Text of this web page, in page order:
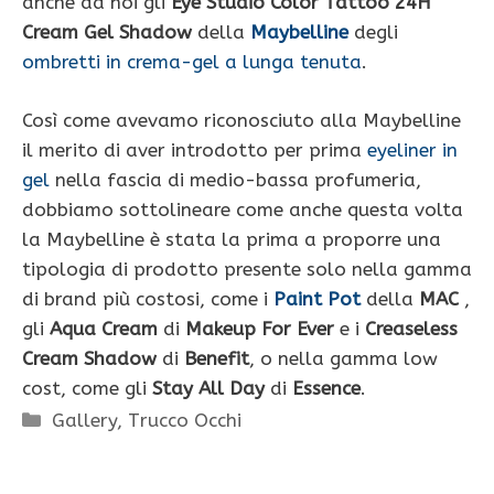
Cream Gel Shadow della Maybellinedegli
ombretti in crema-gel a lunga tenuta.
Così come avevamo riconosciuto alla Maybelline
il merito di aver introdotto per prima eyeliner in
gel nella fascia di medio-bassa profumeria,
dobbiamo sottolineare come anche questa volta
la Maybelline è stata la prima a proporre una
tipologia di prodotto presente solo nella gamma
di brand più costosi, come i Paint Potdella MAC ,
gli Aqua Cream di Makeup For Ever e i Creaseless
Cream Shadow di Benefit, o nella gamma low
cost, come gli Stay All Daydi Essence.
Categorie
Gallery, Trucco Occhi